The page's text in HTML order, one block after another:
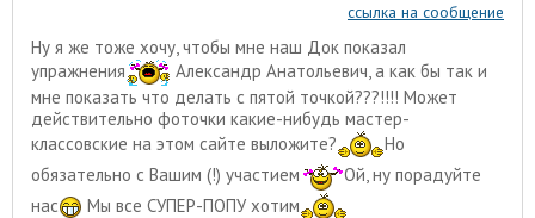
ссылка на сообщение
Ну я же тоже хочу, чтобы мне наш Док показал
упражнения
Александр Анатольевич, а как бы так и
мне показать что делать с пятой точкой???!!!! Может
действительно фоточки какие-нибудь мастер-
классовские на этом сайте выложите?
Но
обязательно с Вашим (!) участием
Ой, ну порадуйте
нас
Мы все СУПЕР-ПОПУ хотим